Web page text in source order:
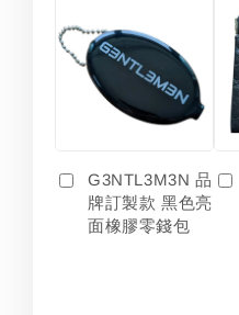
G3NTL3M3N 品
牌訂製款 黑色亮
面橡膠零錢包